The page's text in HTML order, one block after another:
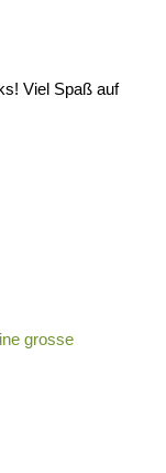
Viel Spaß auf
grosse